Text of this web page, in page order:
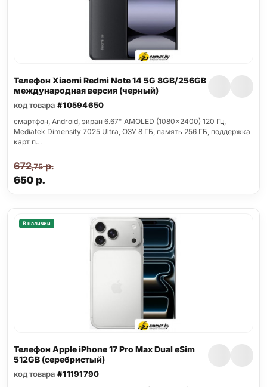
Телефон Xiaomi Redmi Note 14 5G 8GB/256GB
международная версия (черный)
код товара #10594650
смартфон, Android, экран 6.67" AMOLED (1080x2400) 120 Гц,
Mediatek Dimensity 7025 Ultra, ОЗУ 8 ГБ, память 256 ГБ, поддержка
карт п…
650р.
672,75р.
В наличии
Телефон Apple iPhone 17 Pro Max Dual eSim
512GB (серебристый)
код товара #11191790